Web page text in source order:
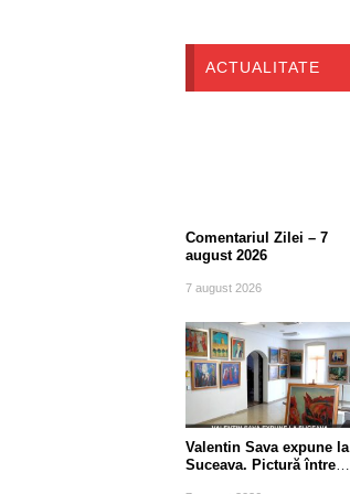
ACTUALITATE
Comentariul Zilei – 7
august 2026
7 august 2026
Valentin Sava expune la
Suceava. Pictură între